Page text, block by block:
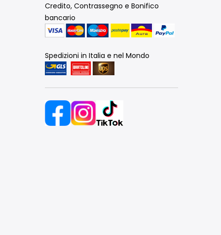
Credito, Contrassegno e Bonifico
bancario
Spedizioni in Italia e nel Mondo